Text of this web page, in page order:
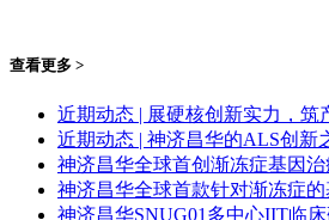
查看更多 >
近期动态 | 展硬核创新实力，筑
近期动态 | 神济昌华的ALS创新
神济昌华全球首创渐冻症基因
神济昌华全球首款针对渐冻症
神济昌华SNUG01多中心IIT临